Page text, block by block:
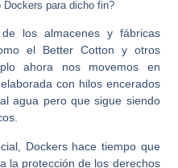
Dockers para dicho fin?
los almacenes y fábricas
el Better Cotton y otros
ahora nos movemos en
con hilos encerados
agua pero que sigue siendo
Dockers hace tiempo que
la protección de los derechos